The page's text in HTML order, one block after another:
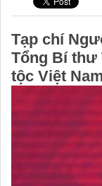
Tạp chí
Tổng Bí thư
tộc Việt